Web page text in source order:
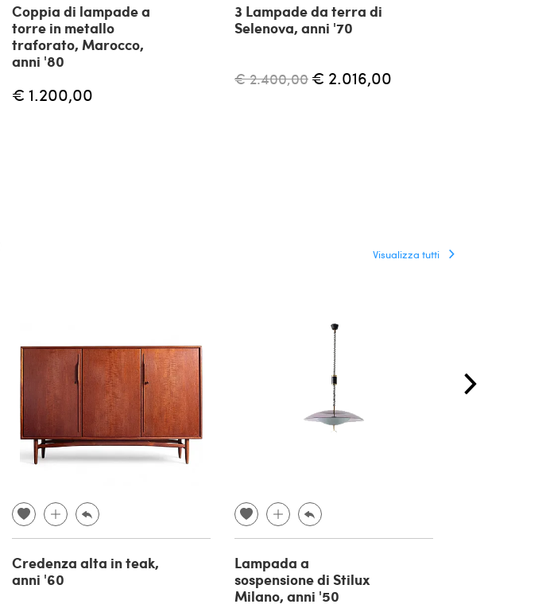
Coppia di lampade a
torre in metallo
traforato, Marocco,
anni '80
€ 1.200,00
3 Lampade da terra di
Selenova, anni '70
€ 2.400,00 € 2.016,00
Visualizza tutti
Credenza alta in teak,
anni '60
Lampada a
sospensione di Stilux
Milano, anni '50